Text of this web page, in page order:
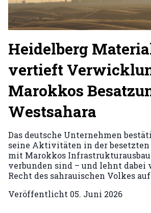
Heidelberg
vertieft
Marokkos
Westsahara
Das deutsche Unternehmen
seine Aktivitäten in der besetzten
mit Marokkos Infrastrukturausbau
verbunden sind – und lehnt dabei
Recht des sahrauischen Volkes
Veröffentlicht 05. Juni 2026